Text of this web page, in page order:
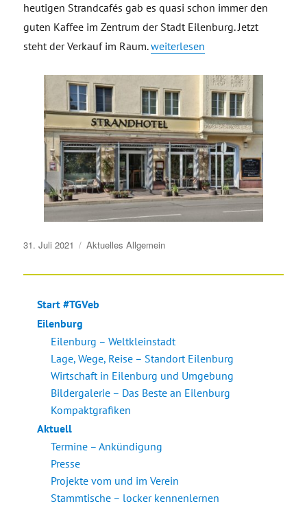
heutigen Strandcafés gab es quasi schon immer den
guten Kaffee im Zentrum der Stadt Eilenburg. Jetzt
steht der Verkauf im Raum.„15 Jahre Strandhotel – Corona
weiterlesen
Veröffentlicht
31. Juli 2021 Aktuelles Allgemein
Start #TGVeb
Eilenburg
Eilenburg – Weltkleinstadt
Lage, Wege, Reise – Standort Eilenburg
Wirtschaft in Eilenburg und Umgebung
Bildergalerie – Das Beste an Eilenburg
Kompaktgrafiken
Aktuell
Termine – Ankündigung
Presse
Projekte vom und im Verein
Stammtische – locker kennenlernen